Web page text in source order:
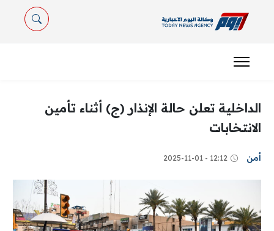
الداخلية تعلن حالة الإنذار (ج) أثناء تأمين
الانتخابات
أمن 12:12 - 2025-11-01